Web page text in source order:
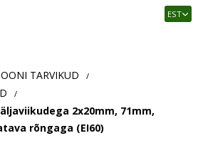
EST
TARVIKUD /
/
2x20mm, 71mm,
rõngaga (EI60)